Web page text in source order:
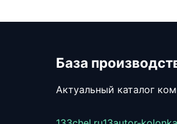
База
Актуальный каталог